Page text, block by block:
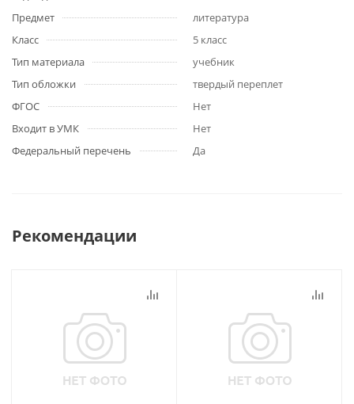
Предмет
литература
Класс
5 класс
Тип материала
учебник
Тип обложки
твердый переплет
ФГОС
Нет
Входит в УМК
Нет
Федеральный перечень
Да
Рекомендации